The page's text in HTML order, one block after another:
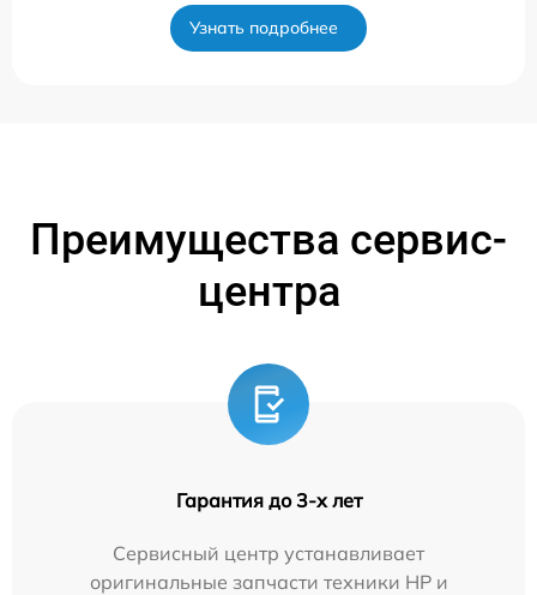
Узнать подробнее
Преимущества сервис-
центра
Гарантия до 3-х лет
Сервисный центр устанавливает
оригинальные запчасти техники HP и